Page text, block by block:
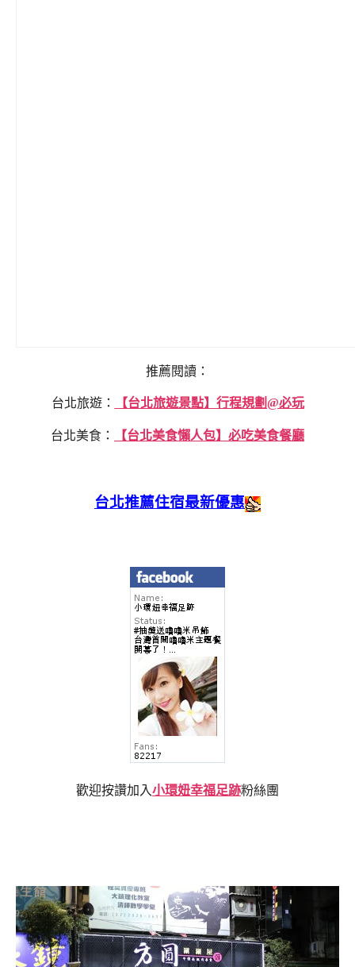
推薦閱讀：
台北旅遊： 【台北旅遊景點】行程規劃@必玩
台北美食： 【台北美食懶人包】必吃美食餐廳
台北推薦住宿最新優惠
歡迎按讚加入小環妞幸福足跡粉絲團